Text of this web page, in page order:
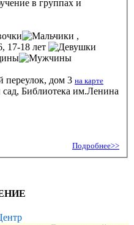
в группах и
,
17-18 лет
дом 3 на карте
Библиотека им.Ленина
Подробнее>>